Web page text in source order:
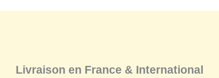
Livraison en France & International